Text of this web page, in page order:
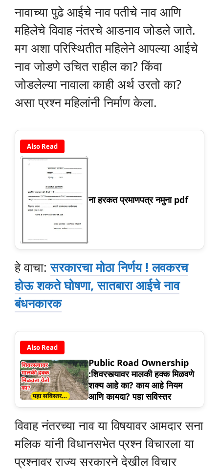
नावाच्या पुढे आईचे नाव पतीचे नाव आणि
महिलेचे विवाह नंतरचे आडनाव जोडले जाते.
मग अशा परिस्थितीत महिलेने आपल्या आईचे
नाव जोडणे उचित राहील का? किंवा
जोडलेल्या नावाला काही अर्थ उरतो का?
असा प्रश्न महिलांनी निर्माण केला.
Also Read
ना हरकत प्रमाणपत्र नमुना pdf
हे वाचा:सरकारचा मोठा निर्णय ! लवकरच
होऊ शकते घोषणा, सातबारा आईचे नाव
बंधनकारक
Also Read
Public Road Ownership
:शिवरस्त्यावर मालकी हक्क मिळवणे
शक्य आहे का? काय आहे नियम
आणि कायदा? पहा सविस्तर
विवाह नंतरच्या नाव या विषयावर आमदार सना
मलिक यांनी विधानसभेत प्रश्न विचारला या
प्रश्नावर राज्य सरकारने देखील विचार